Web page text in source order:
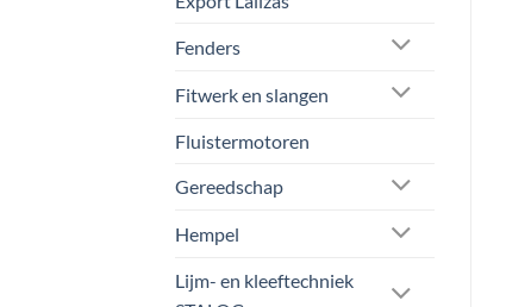
Fenders
Fitwerk en slangen
Fluistermotoren
Gereedschap
Hempel
Lijm- en kleeftechniek